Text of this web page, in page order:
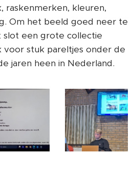
raskenmerken, kleuren,
Om het beeld goed neer te
een grote collectie
voor stuk pareltjes onder de
jaren heen in Nederland.